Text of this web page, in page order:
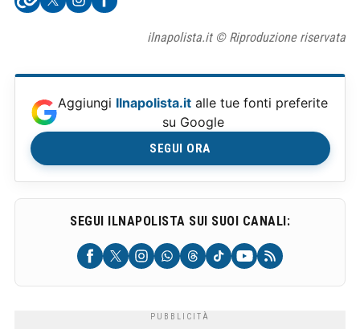
ilnapolista.it © Riproduzione riservata
Aggiungi Ilnapolista.it alle tue fonti preferite
su Google
SEGUI ORA
SEGUI ILNAPOLISTA SUI SUOI CANALI: